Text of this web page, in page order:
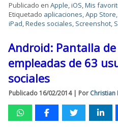
Publicado en Apple,iOS,Mis
Etiquetado aplicaciones,App Store
iPad,Redes sociales, Screenshot,
Android: Pantalla
empleadas de 63
sociales
Publicado 16/02/2014| Por Christian